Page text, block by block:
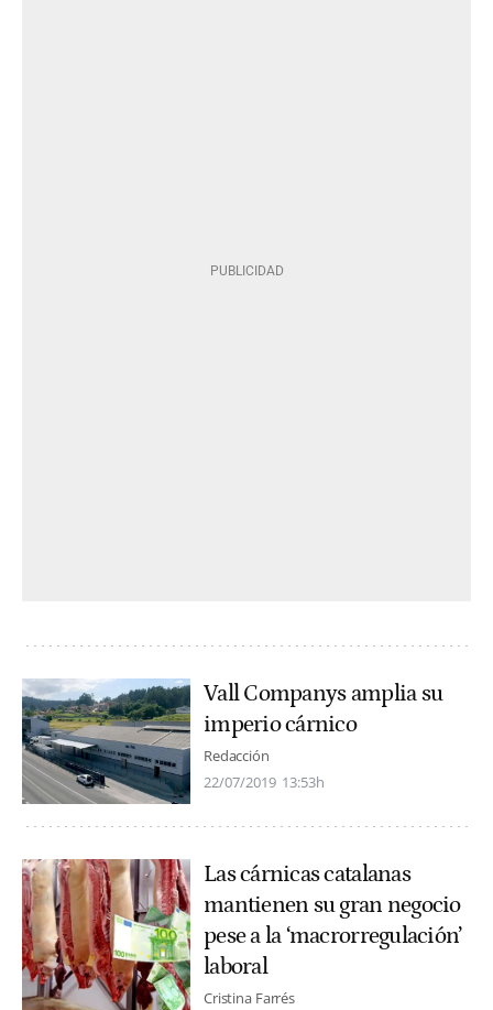
Vall Companys amplia su
imperio cárnico
Redacción
22/07/2019 13:53h
Las cárnicas catalanas
mantienen su gran negocio
pese a la ‘macrorregulación’
laboral
Cristina Farrés